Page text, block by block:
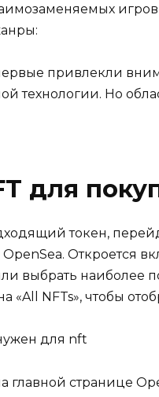
привлекли
технологии. Но
для
токен,
Откроется
выбрать
NFTs», чтобы
главной странице